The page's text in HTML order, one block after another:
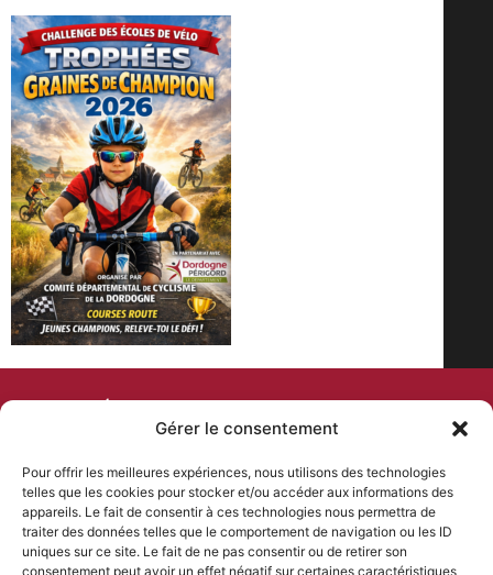
Gérer le consentement
Pour offrir les meilleures expériences, nous utilisons des technologies
telles que les cookies pour stocker et/ou accéder aux informations des
appareils. Le fait de consentir à ces technologies nous permettra de
traiter des données telles que le comportement de navigation ou les ID
uniques sur ce site. Le fait de ne pas consentir ou de retirer son
consentement peut avoir un effet négatif sur certaines caractéristiques
COMITÉ DEPARTEMENTAL
PLAN DU SITE
Accueil
Comité departemental
NOS COORDONNÉES
46 Rue Kleber, 24000 Périgueux
contact@comite-
departemental-dordogne-